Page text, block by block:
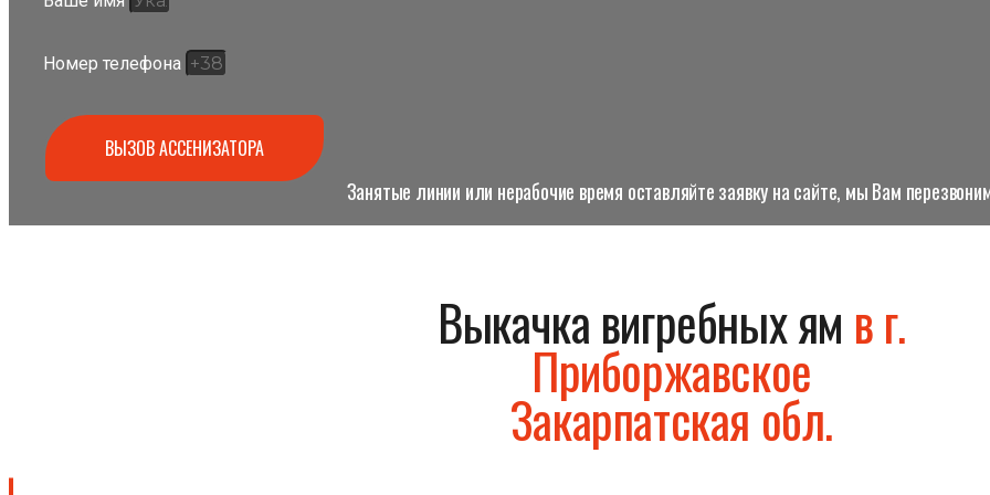
Номер телефона
ВЫЗОВ АССЕНИЗАТОРА
Занятые линии или нерабочие время оставляйте заявку на сайте, мы Вам
Выкачка вигребных ям в г.
Приборжавское
Закарпатская обл.